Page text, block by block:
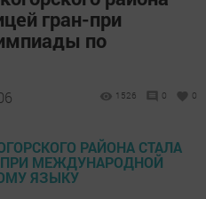
гран-при
по
1526 0 0